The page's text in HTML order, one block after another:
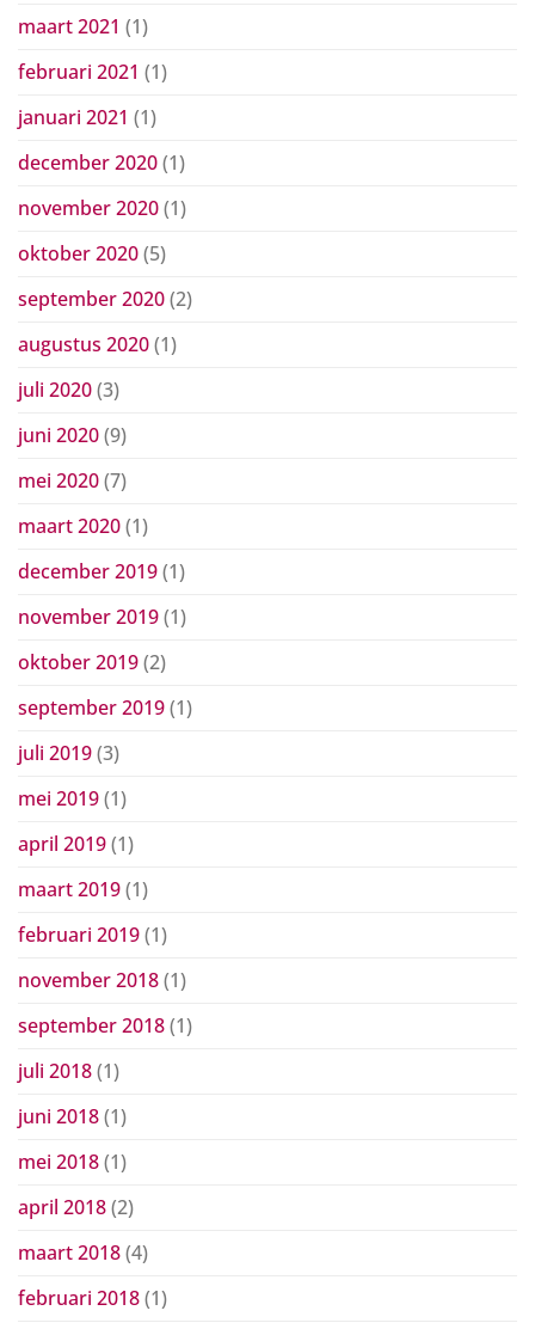
maart 2021 (1)
februari 2021 (1)
januari 2021 (1)
december 2020(1)
november 2020(1)
oktober 2020(5)
september 2020(2)
augustus 2020(1)
juli 2020(3)
juni 2020(9)
mei 2020(7)
maart 2020(1)
december 2019(1)
november 2019(1)
oktober 2019(2)
september 2019(1)
juli 2019(3)
mei 2019(1)
april 2019(1)
maart 2019(1)
februari 2019(1)
november 2018(1)
september 2018(1)
juli 2018(1)
juni 2018(1)
mei 2018(1)
april 2018(2)
maart 2018(4)
februari 2018(1)